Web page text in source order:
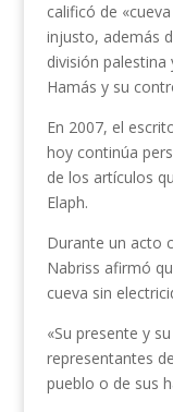
calificó de
injusto, además
división
Hamás y su
En 2007, el
hoy continúa
de los artículos
Elaph.
Durante un acto
Nabriss afirmó
cueva sin
«Su presente y
representantes
pueblo o de sus